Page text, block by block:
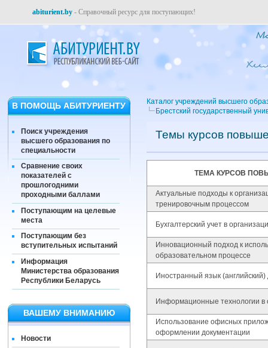
abiturient.by - Справочный ресурс для поступающих!
В ПОМОЩЬ АБИТУРИЕНТУ
Поиск учреждения
высшего образования по
специальности
Сравнение своих
показателей с
прошлогодними
проходными баллами
Поступающим на целевые
места
Поступающим без
вступительных испытаний
Информация
Министерства образования
Республики Беларусь
ВАШЕМУ ВНИМАНИЮ
Новости
Каталог учреждений высшего
Брестский государственный
Темы курсов
ТЕМА КУРСОВ
Актуальные подходы к
тренировочным процессом
Бухгалтерский учет в
Инновационный подход к
образовательном процессе
Иностранный язык
Информационные технологии в
Использование офисных
оформлении документации